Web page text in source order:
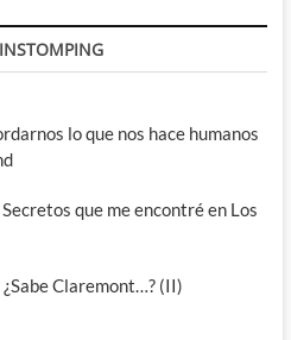
lo que nos hace humanos
que me encontré en Los
Claremont…? (II)